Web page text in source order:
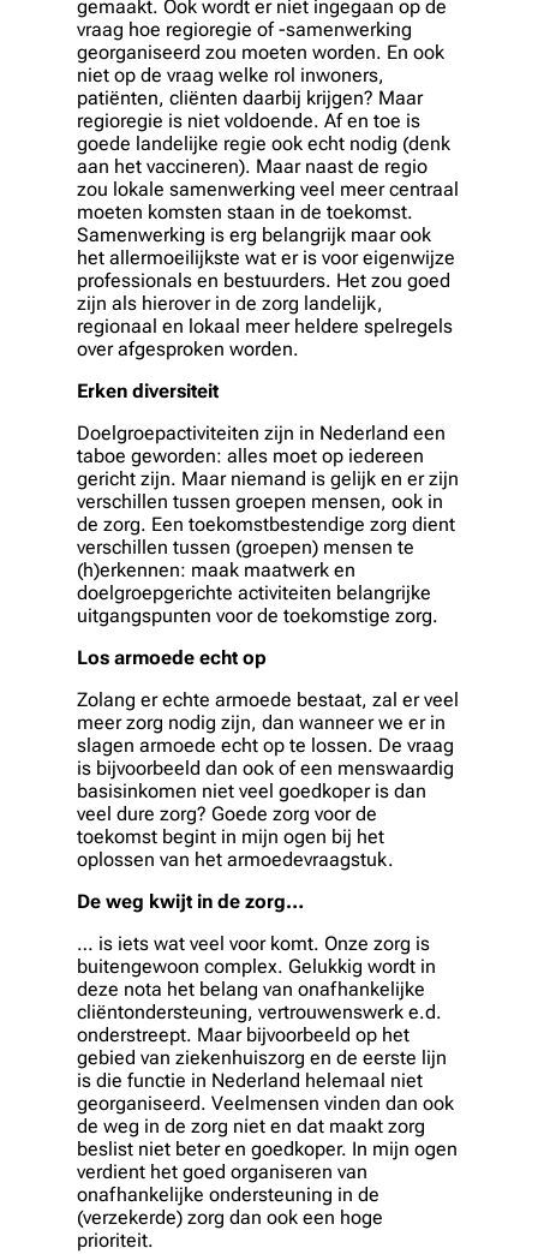
gemaakt. Ook wordt er niet ingegaan op de
vraag hoe regioregie of -samenwerking
georganiseerd zou moeten worden. En ook
niet op de vraag welke rol inwoners,
patiënten, cliënten daarbij krijgen? Maar
regioregie is niet voldoende. Af en toe is
goede landelijke regie ook echt nodig (denk
aan het vaccineren). Maar naast de regio
zou lokale samenwerking veel meer centraal
moeten komsten staan in de toekomst.
Samenwerking is erg belangrijk maar ook
het allermoeilijkste wat er is voor eigenwijze
professionals en bestuurders. Het zou goed
zijn als hierover in de zorg landelijk,
regionaal en lokaal meer heldere spelregels
over afgesproken worden.
Erken diversiteit
Doelgroepactiviteiten zijn in Nederland een
taboe geworden: alles moet op iedereen
gericht zijn. Maar niemand is gelijk en er zijn
verschillen tussen groepen mensen, ook in
de zorg. Een toekomstbestendige zorg dient
verschillen tussen (groepen) mensen te
(h)erkennen: maak maatwerk en
doelgroepgerichte activiteiten belangrijke
uitgangspunten voor de toekomstige zorg.
Los armoede echt op
Zolang er echte armoede bestaat, zal er veel
meer zorg nodig zijn, dan wanneer we er in
slagen armoede echt op te lossen. De vraag
is bijvoorbeeld dan ook of een menswaardig
basisinkomen niet veel goedkoper is dan
veel dure zorg? Goede zorg voor de
toekomst begint in mijn ogen bij het
oplossen van het armoedevraagstuk.
De weg kwijt in de zorg…
… is iets wat veel voor komt. Onze zorg is
buitengewoon complex. Gelukkig wordt in
deze nota het belang van onafhankelijke
cliëntondersteuning, vertrouwenswerk e.d.
onderstreept. Maar bijvoorbeeld op het
gebied van ziekenhuiszorg en de eerste lijn
is die functie in Nederland helemaal niet
georganiseerd. Veelmensen vinden dan ook
de weg in de zorg niet en dat maakt zorg
beslist niet beter en goedkoper. In mijn ogen
verdient het goed organiseren van
onafhankelijke ondersteuning in de
(verzekerde) zorg dan ook een hoge
prioriteit.